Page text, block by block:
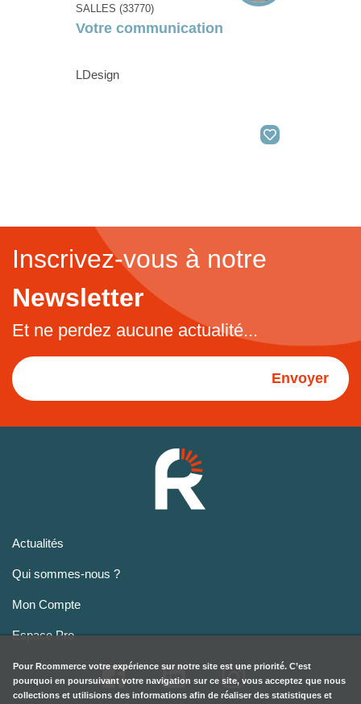
SALLES (33770)
Votre communication
LDesign
Inscrivez-vous à notre
Newsletter
Et ne perdez aucune actualité...
Envoyer
Actualités
Qui sommes-nous ?
Mon Compte
Espace Pro
Pour Rcommerce votre expérience sur notre site est une priorité. C’est
pourquoi en poursuivant votre navigation sur ce site, vous acceptez que nous
collections et utilisions des informations afin de réaliser des statistiques et